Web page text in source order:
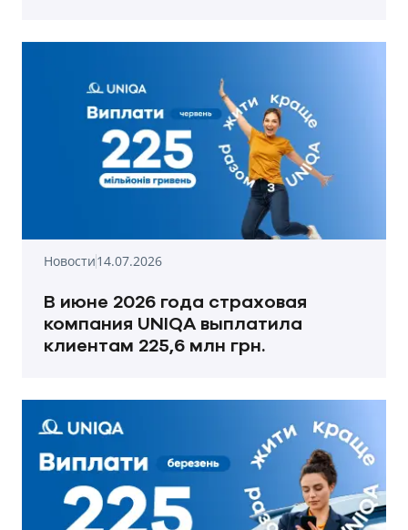
Новости14.07.2026
В июне 2026 года страховая
компания UNIQA выплатила
клиентам 225,6 млн грн.